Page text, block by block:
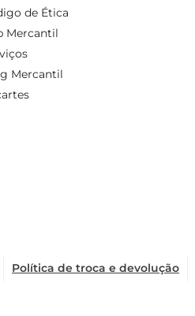
de Ética
Mercantil
Mercantil
Política de troca e devolução